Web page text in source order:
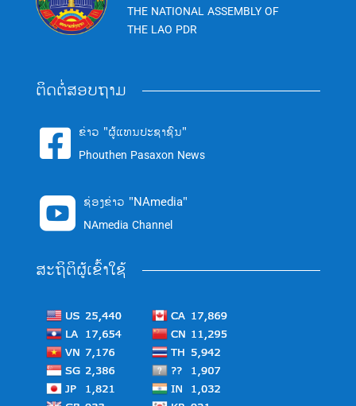
THE NATIONAL ASSEMBLY OF
THE LAO PDR
ຕິດຕໍ່ສອບຖາມ
 ຂ່າວ "ຜູ້ແທນປະຊາຊົນ"
Phouthen Pasaxon News
 ຊ່ອງຂ່າວ "NAmedia"
NAmedia Channel
ສະຖິຕິຜູ້ເຂົ້າໃຊ້